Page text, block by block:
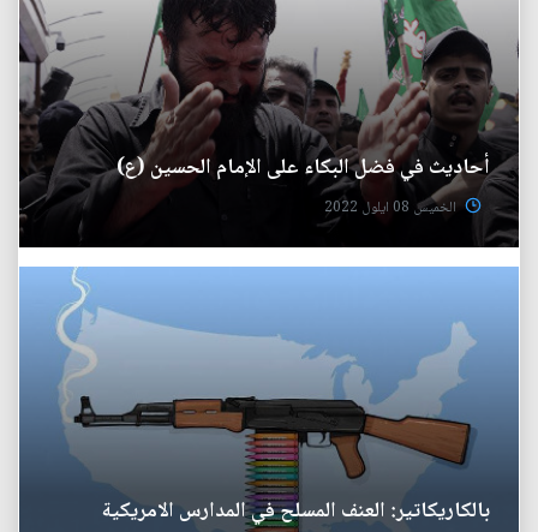
أحاديث في فضل البكاء على الإمام الحسين (ع)
الخميس 08 ايلول 2022
بالكاريكاتير: العنف المسلح في المدارس الامريكية